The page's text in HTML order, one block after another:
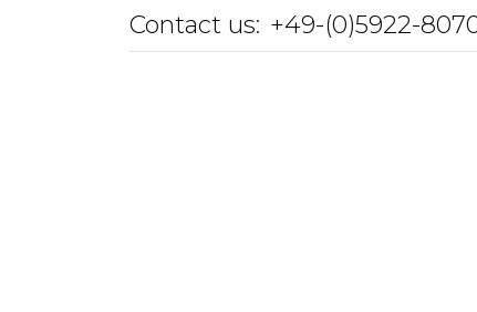
Contact us: +49-(0)5922-